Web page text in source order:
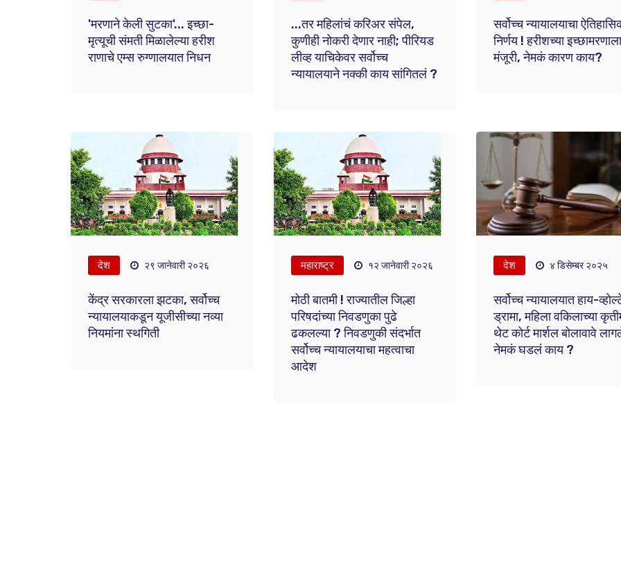
'मरणाने केली सुटका'... इच्छा-
मृत्यूची संमती मिळालेल्या हरीश
राणाचे एम्स रुग्णालयात निधन
...तर महिलांचं करिअर संपेल,
कुणीही नोकरी देणार नाही; पीरियड
लीव्ह याचिकेवर सर्वोच्च
न्यायालयाने नक्की काय सांगितलं ?
सर्वोच्च न्यायालयाचा
निर्णय ! हरीशच्या इच्छामरणाला
मंजूरी, नेमकं कारण काय?
देश २९ जानेवारी २०२६
केंद्र सरकारला झटका, सर्वोच्च
न्यायालयाकडून यूजीसीच्या नव्या
नियमांना स्थगिती
महाराष्ट्र १२ जानेवारी २०२६
मोठी बातमी ! राज्यातील जिल्हा
परिषदांच्या निवडणुका पुढे
ढकलल्या ? निवडणुकी संदर्भात
सर्वोच्च न्यायालयाचा महत्वाचा
आदेश
देश ४ डिसेम्बर २०२५
सर्वोच्च न्यायालयात हाय-
ड्रामा, महिला वकिलाच्या
थेट कोर्ट मार्शल बोलावावे
नेमकं घडलं काय ?